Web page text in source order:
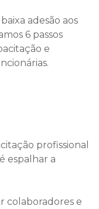
adesão aos
6 passos
e
profissional
espalhar a
colaboradores e